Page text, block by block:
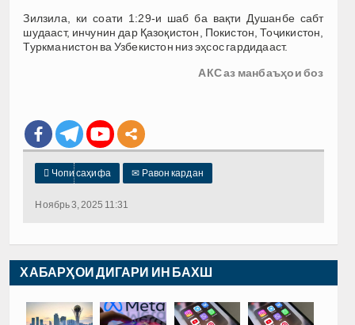
Зилзила, ки соати 1:29-и шаб ба вақти Душанбе сабт
шудааст, инчунин дар Қазоқистон, Покистон, Тоҷикистон,
Туркманистон ва Узбекистон низ эҳсос гардидааст.
АКС аз манбаъҳои боз
 Чопи саҳифа ✉ Равон кардан
Ноябрь 3, 2025 11:31
ХАБАРҲОИ ДИГАРИ ИН БАХШ